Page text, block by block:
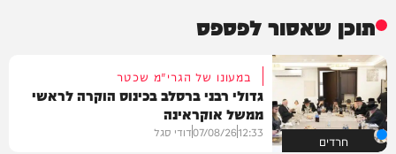
תוכן שאסור לפספס
חרדים
במעונו של הגרי"מ שכטר
גדולי רבני ברסלב בכינוס הוקרה לראשי
ממשל אוקראינה
12:33
07/08/26דודי סגל